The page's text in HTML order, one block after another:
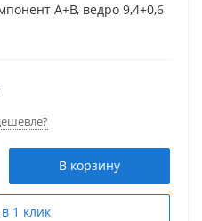
А+В, ведро 9,4+0,6
В корзину
1 клик